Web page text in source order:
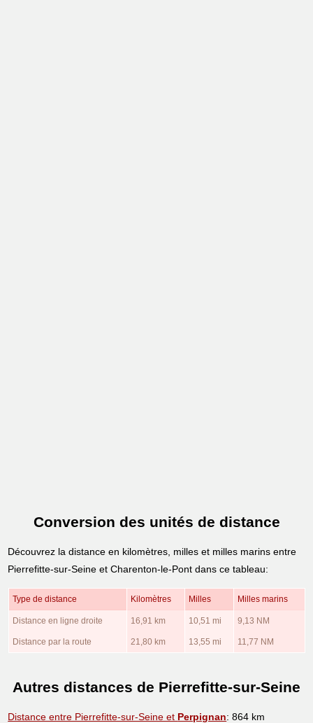
Conversion des unités de distance
Découvrez la distance en kilomètres, milles et milles marins entre
Pierrefitte-sur-Seine et Charenton-le-Pont dans ce tableau:
Type de distance Kilomètres Milles Milles marins
Distance en ligne droite 16,91 km 10,51 mi 9,13 NM
Distance par la route 21,80 km 13,55 mi 11,77 NM
Autres distances de Pierrefitte-sur-Seine
Distance entre Pierrefitte-sur-Seine et Perpignan: 864 km